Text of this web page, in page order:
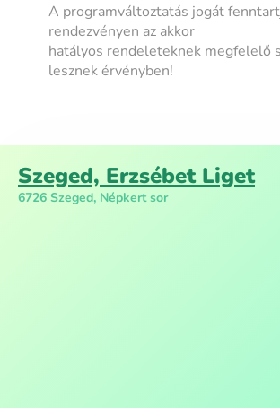
A programváltoztatás jogát
rendezvényen az akkor
hatályos rendeleteknek megfelelő
lesznek érvényben!
Szeged, Erzsébet Liget
6726 Szeged, Népkert sor